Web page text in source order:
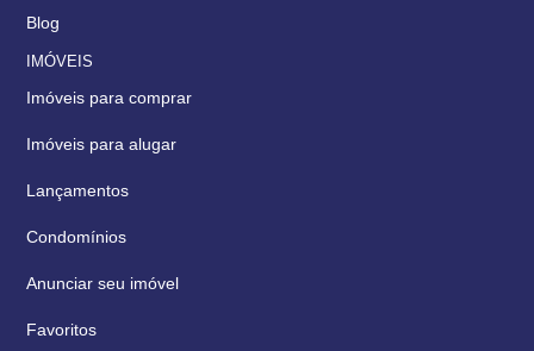
Blog
IMÓVEIS
Imóveis para comprar
Imóveis para alugar
Lançamentos
Condomínios
Anunciar seu imóvel
Favoritos